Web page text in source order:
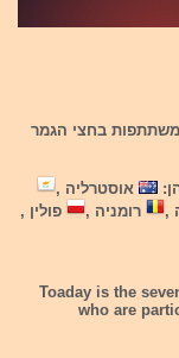
בחצי הגמר
אוסטרליה ,
, רומניה ,
פולין ,
Toaday is the
who are